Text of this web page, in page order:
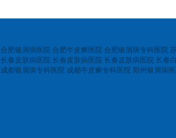
合肥银屑病医院 合肥牛皮癣医院 合肥银屑病专科医院
长春皮肤病医院 长春皮肤病医院 长春皮肤病医院 长春
成都银屑病专科医院 成都牛皮癣专科医院 郑州银屑病